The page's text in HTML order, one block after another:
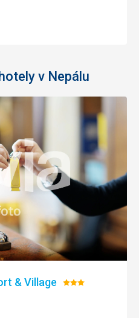
v Nepálu
& Village Hodnocení: